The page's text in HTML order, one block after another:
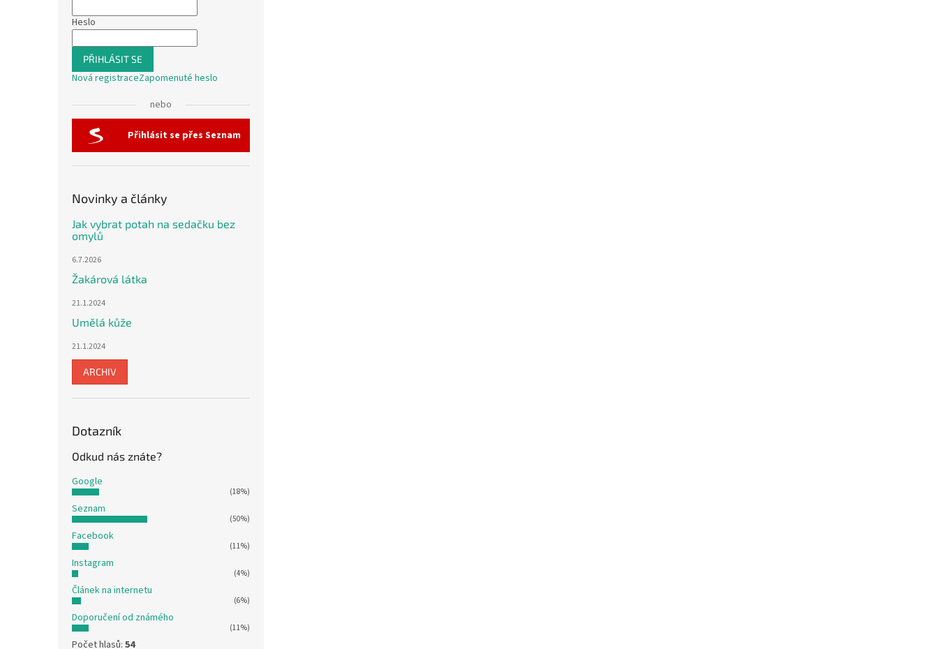
Heslo
PŘIHLÁSIT SE
Nová registraceZapomenuté heslo
nebo
Přihlásit se přes Seznam
Novinky a články
Jak vybrat potah na sedačku bez
omylů
6.7.2026
Žakárová látka
21.1.2024
Umělá kůže
21.1.2024
ARCHIV
Dotazník
Odkud nás znáte?
Google
(18%)
Seznam
(50%)
Facebook
(11%)
Instagram
(4%)
Článek na internetu
(6%)
Doporučení od známého
(11%)
Počet hlasů: 54